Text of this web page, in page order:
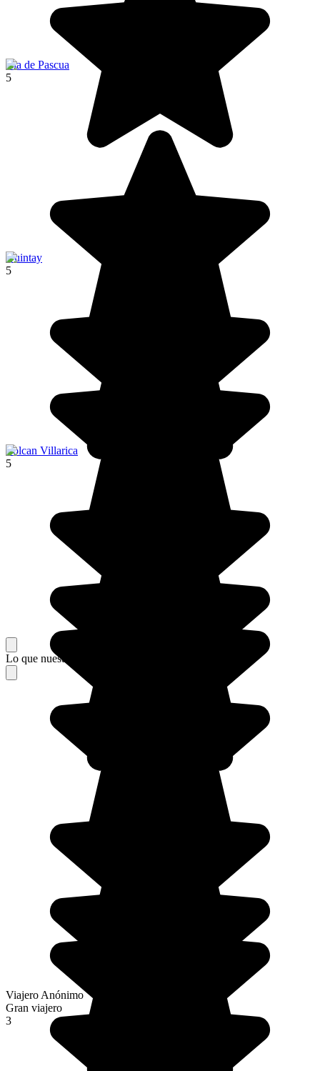
Isla de Pascua
5
Quintay
5
Volcan Villarica
5
Lo que nuestros viajeros piensan de su estancia
Viajero Anónimo
Gran viajero
3